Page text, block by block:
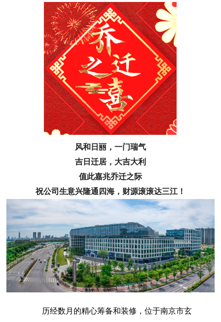
风和日丽，一门瑞气
吉日迁居，大吉大利
值此嘉兆乔迁之际
祝公司生意兴隆通四海，财源滚滚达三江！
历经数月的精心筹备和装修，位于南京市玄